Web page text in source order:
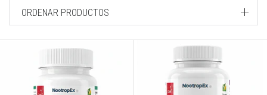
ORDENAR PRODUCTOS